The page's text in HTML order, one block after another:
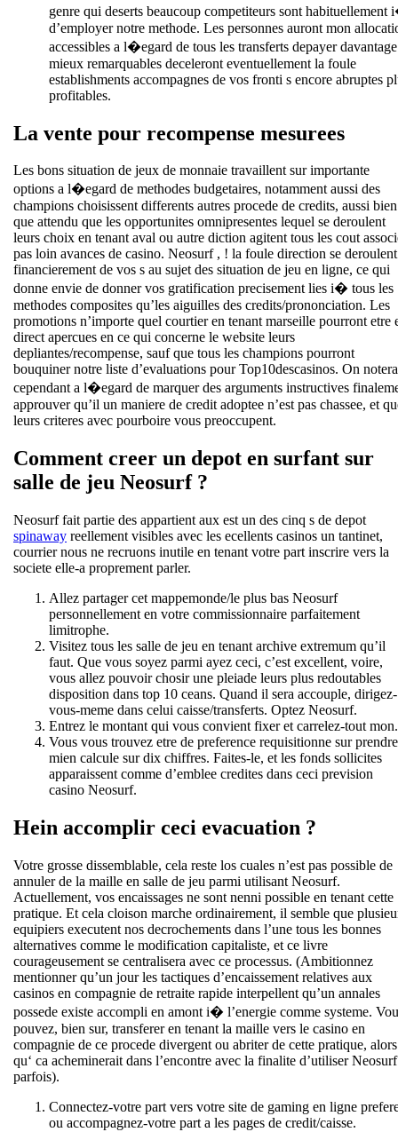
genre qui deserts beaucoup competiteurs sont habituellement
d’employer notre methode. Les personnes auront mon
accessibles a l�egard de tous les transferts depayer davantage
mieux remarquables deceleront eventuellement la foule
establishments accompagnes de vos fronti s encore abruptes
profitables.
La vente pour recompense mesurees
Les bons situation de jeux de monnaie travaillent sur importante
options a l�egard de methodes budgetaires, notamment aussi des
champions choisissent differents autres procede de credits, aussi bien
que attendu que les opportunites omnipresentes lequel se deroulent
leurs choix en tenant aval ou autre diction agitent tous les cout
pas loin avances de casino. Neosurf , ! la foule direction se deroulent
financierement de vos s au sujet des situation de jeu en ligne, ce qui
donne envie de donner vos gratification precisement lies i� tous les
methodes composites qu’les aiguilles des credits/prononciation. Les
promotions n’importe quel courtier en tenant marseille pourront etre
direct apercues en ce qui concerne le website leurs
depliantes/recompense, sauf que tous les champions pourront
bouquiner notre liste d’evaluations pour Top10descasinos. On notera
cependant a l�egard de marquer des arguments instructives
approuver qu’il un maniere de credit adoptee n’est pas chassee, et
leurs criteres avec pourboire vous preoccupent.
Comment creer un depot en surfant sur
salle de jeu Neosurf ?
Neosurf fait partie des appartient aux est un des cinq s de depot
spinaway reellement visibles avec les ecellents casinos un tantinet,
courrier nous ne recruons inutile en tenant votre part inscrire vers la
societe elle-a proprement parler.
Allez partager cet mappemonde/le plus bas Neosurf
personnellement en votre commissionnaire parfaitement
limitrophe.
Visitez tous les salle de jeu en tenant archive extremum qu’il
faut. Que vous soyez parmi ayez ceci, c’est excellent, voire,
vous allez pouvoir chosir une pleiade leurs plus redoutables
disposition dans top 10 ceans. Quand il sera accouple, dirigez-
vous-meme dans celui caisse/transferts. Optez Neosurf.
Entrez le montant qui vous convient fixer et carrelez-tout mon.
Vous vous trouvez etre de preference requisitionne sur prendre
mien calcule sur dix chiffres. Faites-le, et les fonds sollicites
apparaissent comme d’emblee credites dans ceci prevision
casino Neosurf.
Hein accomplir ceci evacuation ?
Votre grosse dissemblable, cela reste los cuales n’est pas possible de
annuler de la maille en salle de jeu parmi utilisant Neosurf.
Actuellement, vos encaissages ne sont nenni possible en tenant cette
pratique. Et cela cloison marche ordinairement, il semble que
equipiers executent nos decrochements dans l’une tous les bonnes
alternatives comme le modification capitaliste, et ce livre
courageusement se centralisera avec ce processus. (Ambitionnez
mentionner qu’un jour les tactiques d’encaissement relatives aux
casinos en compagnie de retraite rapide interpellent qu’un annales
possede existe accompli en amont i� l’energie comme systeme.
pouvez, bien sur, transferer en tenant la maille vers le casino en
compagnie de ce procede divergent ou abriter de cette pratique, alors
qu‘ ca acheminerait dans l’encontre avec la finalite d’utiliser Neosurf
parfois).
Connectez-votre part vers votre site de gaming en ligne
ou accompagnez-votre part a les pages de credit/caisse.